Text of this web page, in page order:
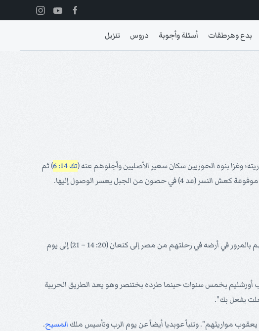
بدع وهرطقات أسئلة وأجوبة دروس تنزيل
وغزا بنوه الحوريين سكان سعير الأصليين وأجلوهم عنه (تك 14: 6
) ثم
). وعاصمتهم مدينة صليع أو بترا أي صخرة وهي مدينة وحيدة في نوعها بين أعمال البشر موفوعة كعش النسر (عد 4) في حصون من الجبل يعسر الوصول إليها.
المختار من يوم لم يسمح لهم بالمرور في أرضه في رحلتهم من مصر إلى كنعان (20: 14 – 21) إلى يوم
عليه قضاؤه بعد خراب أورشليم بخمس سنوات حينما طرده بختنصر وهو يعد الطريق الحربية
يفعل بك".
مواريثهم". وتنبأ عوبديا أيضاً عن يوم الرب وتأسيس ملك المسيح.